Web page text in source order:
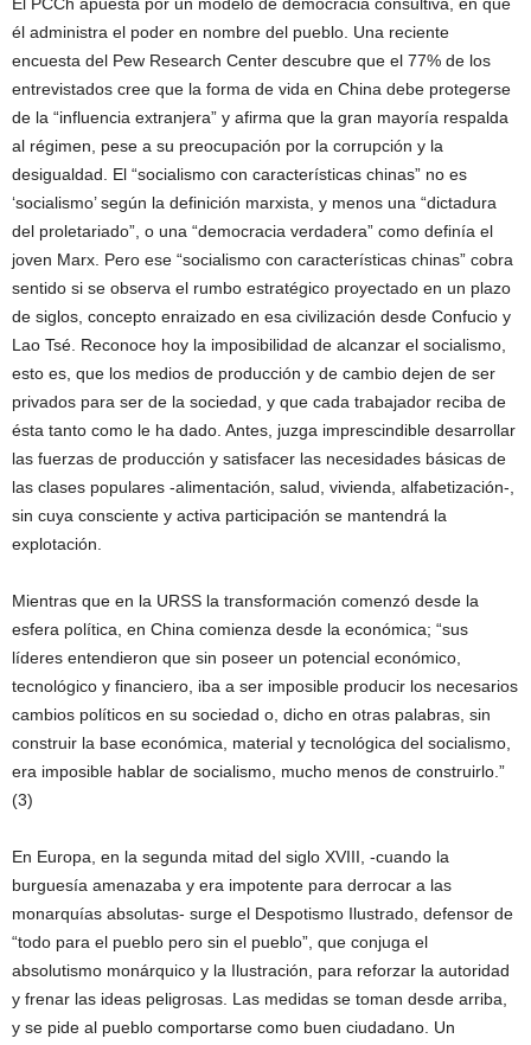
él administra el poder en nombre del pueblo. Una reciente
encuesta del Pew Research Center descubre que el 77% de los
entrevistados cree que la forma de vida en China debe protegerse
de la “influencia extranjera” y afirma que la gran mayoría respalda
al régimen, pese a su preocupación por la corrupción y la
desigualdad. El “socialismo con características chinas” no es
‘socialismo’ según la definición marxista, y menos una “dictadura
del proletariado”, o una “democracia verdadera” como definía el
joven Marx. Pero ese “socialismo con características chinas” cobra
sentido si se observa el rumbo estratégico proyectado en un plazo
de siglos, concepto enraizado en esa civilización desde Confucio y
Lao Tsé. Reconoce hoy la imposibilidad de alcanzar el socialismo,
esto es, que los medios de producción y de cambio dejen de ser
privados para ser de la sociedad, y que cada trabajador reciba de
ésta tanto como le ha dado. Antes, juzga imprescindible desarrollar
las fuerzas de producción y satisfacer las necesidades básicas de
las clases populares -alimentación, salud, vivienda, alfabetización-,
sin cuya consciente y activa participación se mantendrá la
explotación.
Mientras que en la URSS la transformación comenzó desde la
esfera política, en China comienza desde la económica; “sus
líderes entendieron que sin poseer un potencial económico,
tecnológico y financiero, iba a ser imposible producir los necesarios
cambios políticos en su sociedad o, dicho en otras palabras, sin
construir la base económica, material y tecnológica del socialismo,
era imposible hablar de socialismo, mucho menos de construirlo.”
(3)
En Europa, en la segunda mitad del siglo XVIII, -cuando la
burguesía amenazaba y era impotente para derrocar a las
monarquías absolutas- surge el Despotismo Ilustrado, defensor de
“todo para el pueblo pero sin el pueblo”, que conjuga el
absolutismo monárquico y la Ilustración, para reforzar la autoridad
y frenar las ideas peligrosas. Las medidas se toman desde arriba,
y se pide al pueblo comportarse como buen ciudadano. Un